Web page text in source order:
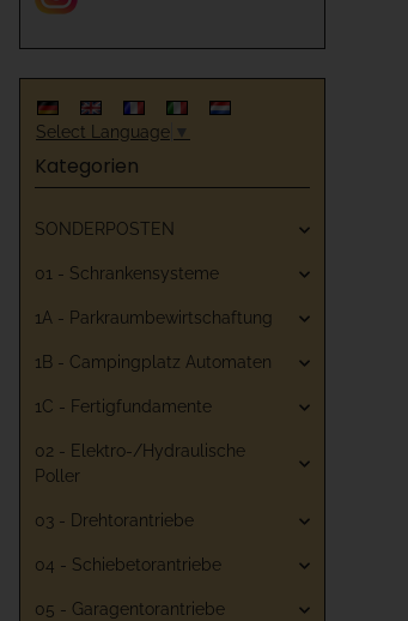
Select Language ▼
Kategorien
SONDERPOSTEN
01 - Schrankensysteme
1A - Parkraumbewirtschaftung
1B - Campingplatz Automaten
1C - Fertigfundamente
02 - Elektro-/Hydraulische
Poller
03 - Drehtorantriebe
04 - Schiebetorantriebe
05 - Garagentorantriebe